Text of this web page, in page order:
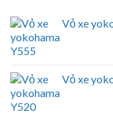
Vỏ xe
Vỏ xe